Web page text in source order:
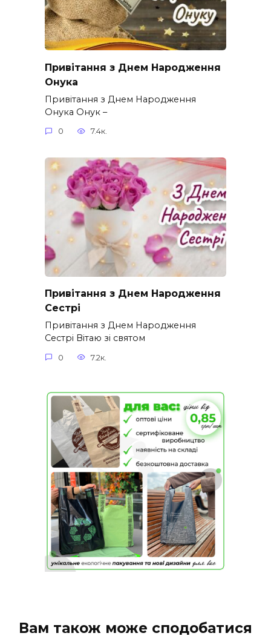
Привітання з Днем Народження
Онука
Привітання з Днем Народження
Онука Онук –
0 7.4к.
Привітання з Днем Народження
Сестрі
Привітання з Днем Народження
Сестрі Вітаю зі святом
0 7.2к.
Вам також може сподобатися